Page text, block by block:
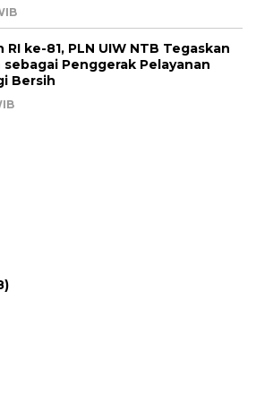
ke-81, PLN UIW NTB Tegaskan
Penggerak Pelayanan
Bersih